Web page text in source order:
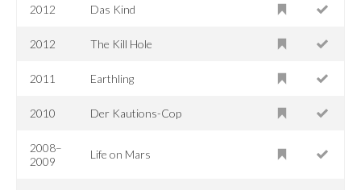
2012 Das Kind
2012 The Kill Hole
2011 Earthling
2010 Der Kautions-Cop
2008–
2009
Life on Mars